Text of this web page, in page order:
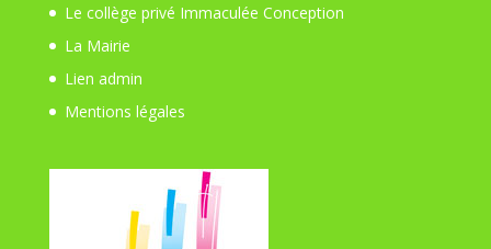
Le collège privé Immaculée Conception
La Mairie
Lien admin
Mentions légales